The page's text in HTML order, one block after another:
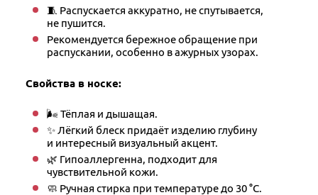
🧵 Распускается аккуратно, не спутывается,
не пушится.
Рекомендуется бережное обращение при
распускании, особенно в ажурных узорах.
Свойства в носке:
🌬 Тёплая и дышащая.
✨ Лёгкий блеск придаёт изделию глубину
и интересный визуальный акцент.
🌿 Гипоаллергенна, подходит для
чувствительной кожи.
🧼 Ручная стирка при температуре до 30 °C.